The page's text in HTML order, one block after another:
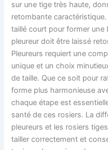
sur une tige très haute,
retombante
taillé court pour former une
pleureur doit être laissé
Pleureurs requiert une
unique et un choix
de taille. Que ce soit pour
forme plus harmonieuse
chaque étape est
santé de ces rosiers. La
pleureurs et les rosiers
tailler correctement et